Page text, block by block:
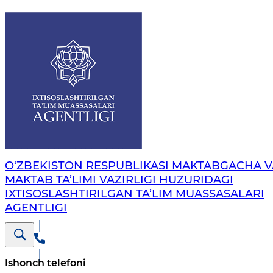
O‘ZBEKISTON RESPUBLIKASI MAKTABGACHA
MAKTAB TA’LIMI VAZIRLIGI HUZURIDAGI
IXTISOSLASHTIRILGAN TA’LIM MUASSASALARI
AGENTLIGI
Ishonch telefoni